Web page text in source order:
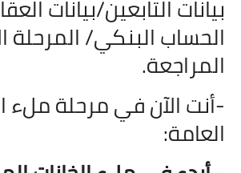
بيانات التابعين/بيانات
الحساب البنكي/ المرحلة
المراجعة.
-أنت الآن في مرحلة ملء
العامة: